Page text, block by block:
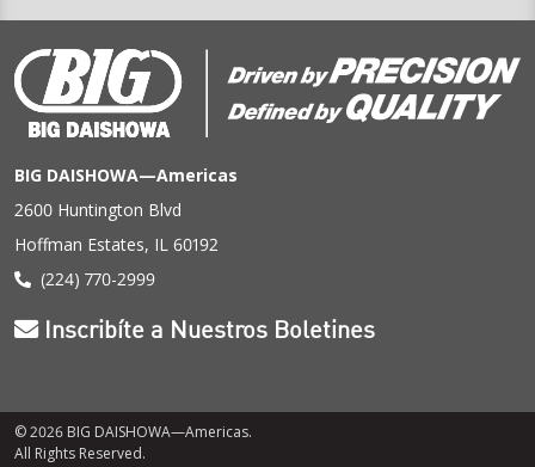
BIG DAISHOWA—Americas
2600 Huntington Blvd
Hoffman Estates, IL 60192
(224) 770-2999
Inscribíte a Nuestros Boletines
© 2026 BIG DAISHOWA—Americas.
All Rights Reserved.